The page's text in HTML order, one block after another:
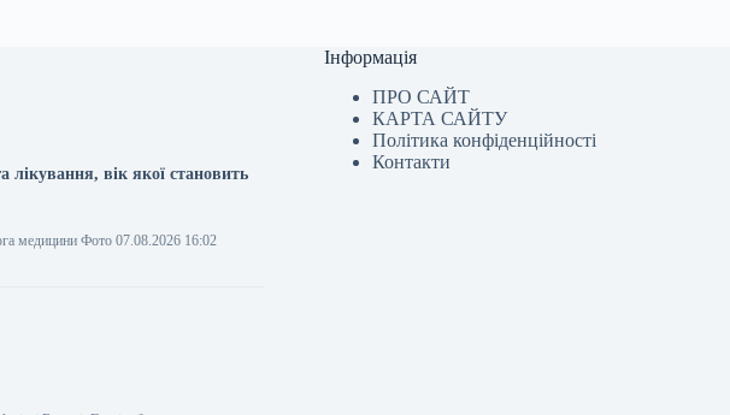
лікування, вік якої становить
медицини Фото 07.08.2026 16:02
Інформація
ПРО САЙТ
КАРТА САЙТУ
Політика конфіденційності
Контакти